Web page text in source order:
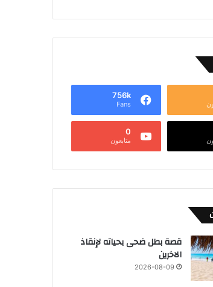
756k
Fans
0
متابعون
قصة بطل ضحى بحياته لإنقاذ
الاخرين
2026-08-09